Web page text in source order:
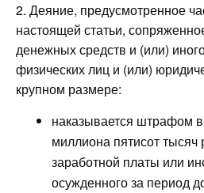
2. Деяние, предусмотренное
настоящей статьи,
денежных средств и (или)
физических лиц и (или)
крупном размере:
наказывается штрафом
миллиона пятисот
заработной платы или
осужденного за период